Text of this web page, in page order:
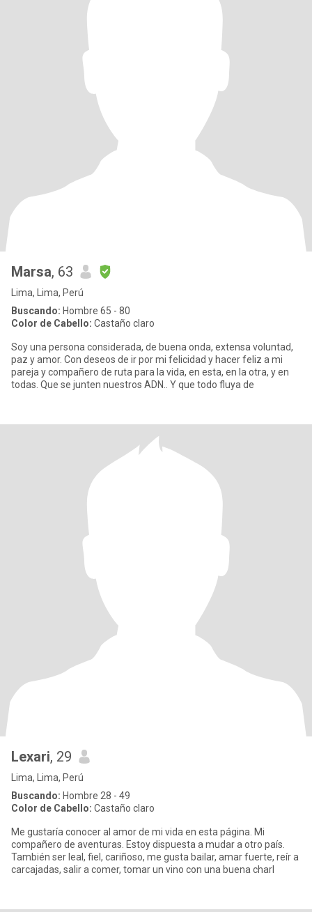
Marsa, 63
Lima, Lima, Perú
Buscando: Hombre 65 - 80
Color de Cabello: Castaño claro
Soy una persona considerada, de buena onda, extensa voluntad,
paz y amor. Con deseos de ir por mi felicidad y hacer feliz a mi
pareja y compañero de ruta para la vida, en esta, en la otra, y en
todas. Que se junten nuestros ADN.. Y que todo fluya de
Lexari, 29
Lima, Lima, Perú
Buscando: Hombre 28 - 49
Color de Cabello: Castaño claro
Me gustaría conocer al amor de mi vida en esta página. Mi
compañero de aventuras. Estoy dispuesta a mudar a otro país.
También ser leal, fiel, cariñoso, me gusta bailar, amar fuerte, reír a
carcajadas, salir a comer, tomar un vino con una buena charl